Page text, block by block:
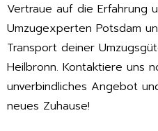
Vertraue auf die Erfahrung
Umzugexperten Potsdam
Transport deiner
Heilbronn. Kontaktiere uns
unverbindliches Angebot
neues Zuhause!